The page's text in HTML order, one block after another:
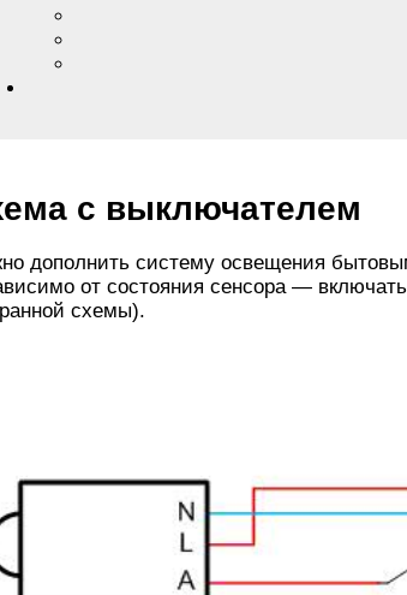
с выключателем
дополнить систему освещения
от состояния сенсора —
схемы).